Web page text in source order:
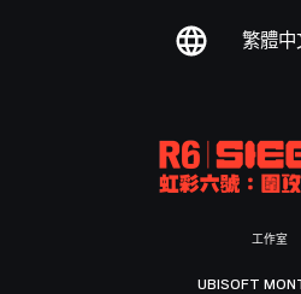
繁體中
工作室
UBISOFT